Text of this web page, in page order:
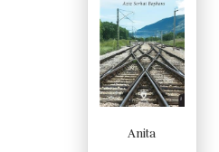
Anita